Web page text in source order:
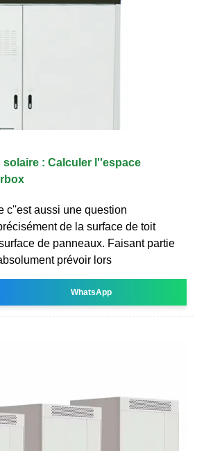
solaire : Calculer l''espace
c''est aussi une question
de la surface de toit
de panneaux. Faisant partie
prévoir lors
WhatsApp